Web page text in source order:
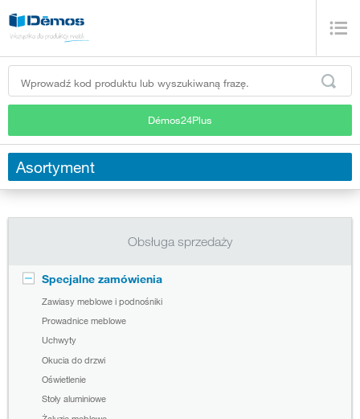
Démos24Plus
Asortyment
Obsługa sprzedaży
Specjalne zamówienia
Zawiasy meblowe i podnośniki
Prowadnice meblowe
Uchwyty
Okucia do drzwi
Oświetlenie
Stoły aluminiowe